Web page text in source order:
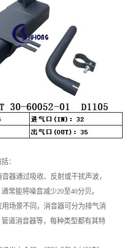
：
器通过吸收、反射或干扰声波，
常能将噪音减少20至40分贝。
场景不同，消音器可分为排气消
道消音器等，每种类型都有其特